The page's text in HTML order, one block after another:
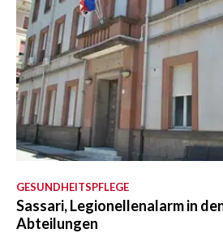
GESUNDHEITSPFLEGE
Sassari, Legionellenalarm in
Abteilungen